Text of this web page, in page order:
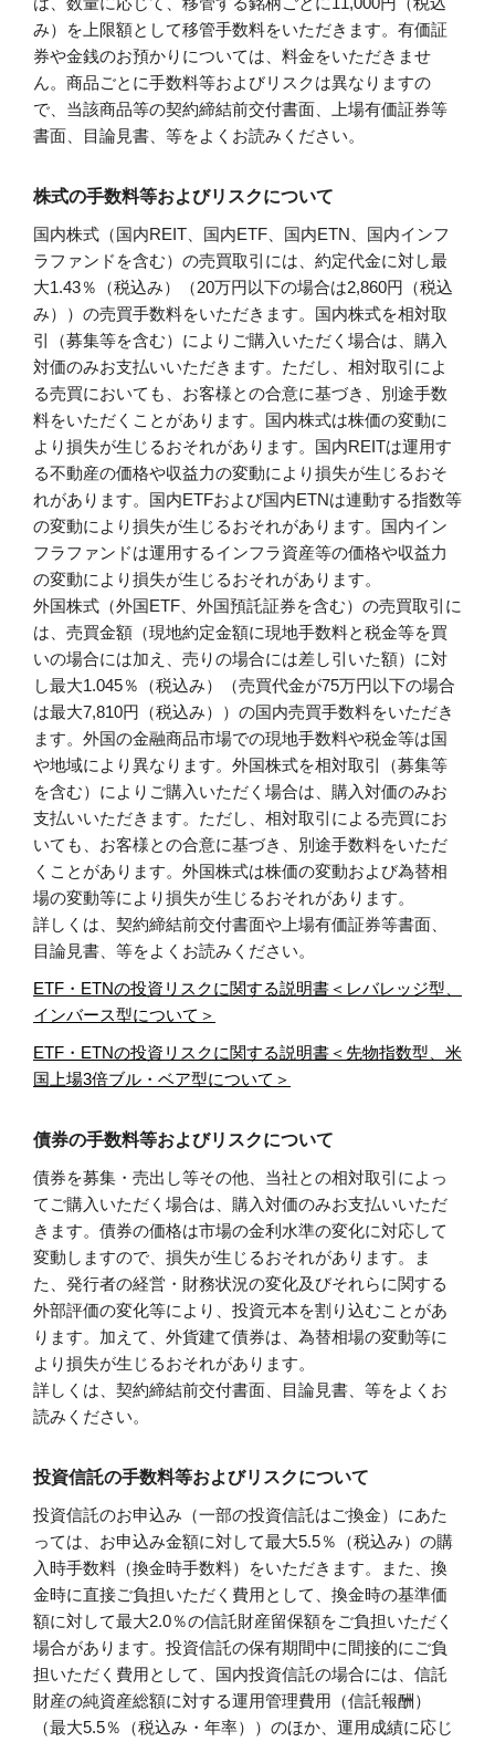
み）を上限額として移管手数料をいただきます。有価証
券や金銭のお預かりについては、料金をいただきませ
ん。商品ごとに手数料等およびリスクは異なりますの
で、当該商品等の契約締結前交付書面、上場有価証券等
書面、目論見書、等をよくお読みください。
株式の手数料等およびリスクについて
国内株式（国内REIT、国内ETF、国内ETN、国内インフ
ラファンドを含む）の売買取引には、約定代金に対し最
大1.43％（税込み）（20万円以下の場合は2,860円（税込
み））の売買手数料をいただきます。国内株式を相対取
引（募集等を含む）によりご購入いただく場合は、購入
対価のみお支払いいただきます。ただし、相対取引によ
る売買においても、お客様との合意に基づき、別途手数
料をいただくことがあります。国内株式は株価の変動に
より損失が生じるおそれがあります。国内REITは運用す
る不動産の価格や収益力の変動により損失が生じるおそ
れがあります。国内ETFおよび国内ETNは連動する指数等
の変動により損失が生じるおそれがあります。国内イン
フラファンドは運用するインフラ資産等の価格や収益力
の変動により損失が生じるおそれがあります。
外国株式（外国ETF、外国預託証券を含む）の売買取引に
は、売買金額（現地約定金額に現地手数料と税金等を買
いの場合には加え、売りの場合には差し引いた額）に対
し最大1.045％（税込み）（売買代金が75万円以下の場合
は最大7,810円（税込み））の国内売買手数料をいただき
ます。外国の金融商品市場での現地手数料や税金等は国
や地域により異なります。外国株式を相対取引（募集等
を含む）によりご購入いただく場合は、購入対価のみお
支払いいただきます。ただし、相対取引による売買にお
いても、お客様との合意に基づき、別途手数料をいただ
くことがあります。外国株式は株価の変動および為替相
場の変動等により損失が生じるおそれがあります。
詳しくは、契約締結前交付書面や上場有価証券等書面、
目論見書、等をよくお読みください。
ETF・ETNの投資リスクに関する説明書＜レバレッジ型、
インバース型について＞
ETF・ETNの投資リスクに関する説明書＜先物指数型、米
国上場3倍ブル・ベア型について＞
債券の手数料等およびリスクについて
債券を募集・売出し等その他、当社との相対取引によっ
てご購入いただく場合は、購入対価のみお支払いいただ
きます。債券の価格は市場の金利水準の変化に対応して
変動しますので、損失が生じるおそれがあります。ま
た、発行者の経営・財務状況の変化及びそれらに関する
外部評価の変化等により、投資元本を割り込むことがあ
ります。加えて、外貨建て債券は、為替相場の変動等に
より損失が生じるおそれがあります。
詳しくは、契約締結前交付書面、目論見書、等をよくお
読みください。
投資信託の手数料等およびリスクについて
投資信託のお申込み（一部の投資信託はご換金）にあた
っては、お申込み金額に対して最大5.5％（税込み）の購
入時手数料（換金時手数料）をいただきます。また、換
金時に直接ご負担いただく費用として、換金時の基準価
額に対して最大2.0％の信託財産留保額をご負担いただく
場合があります。投資信託の保有期間中に間接的にご負
担いただく費用として、国内投資信託の場合には、信託
財産の純資産総額に対する運用管理費用（信託報酬）
（最大5.5％（税込み・年率））のほか、運用成績に応じ